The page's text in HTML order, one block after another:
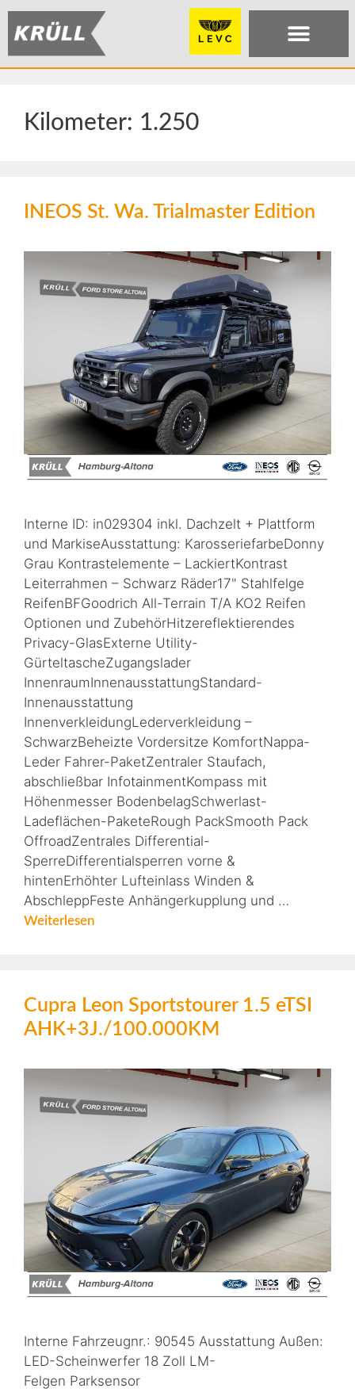
Kilometer: 1.250
INEOS St. Wa. Trialmaster Edition
Interne ID: in029304 inkl. Dachzelt + Plattform
und MarkiseAusstattung: KarosseriefarbeDonny
Grau Kontrastelemente – LackiertKontrast
Leiterrahmen – Schwarz Räder17" Stahlfelge
ReifenBFGoodrich All-Terrain T/A KO2 Reifen
Optionen und ZubehörHitzereflektierendes
Privacy-GlasExterne Utility-
GürteltascheZugangslader
InnenraumInnenausstattungStandard-
Innenausstattung
InnenverkleidungLederverkleidung –
SchwarzBeheizte Vordersitze KomfortNappa-
Leder Fahrer-PaketZentraler Staufach,
abschließbar InfotainmentKompass mit
Höhenmesser BodenbelagSchwerlast-
Ladeflächen-PaketeRough PackSmooth Pack
OffroadZentrales Differential-
SperreDifferentialsperren vorne &
hintenErhöhter Lufteinlass Winden &
AbschleppFeste Anhängerkupplung und …
Weiterlesen
Cupra Leon Sportstourer 1.5 eTSI
AHK+3J./100.000KM
Interne Fahrzeugnr.: 90545 Ausstattung Außen:
LED-Scheinwerfer 18 Zoll LM-
Felgen Parksensor